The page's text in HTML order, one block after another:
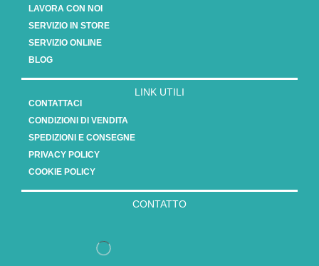
LAVORA CON NOI
SERVIZIO IN STORE
SERVIZIO ONLINE
BLOG
LINK UTILI
CONTATTACI
CONDIZIONI DI VENDITA
SPEDIZIONI E CONSEGNE
PRIVACY POLICY
COOKIE POLICY
CONTATTO